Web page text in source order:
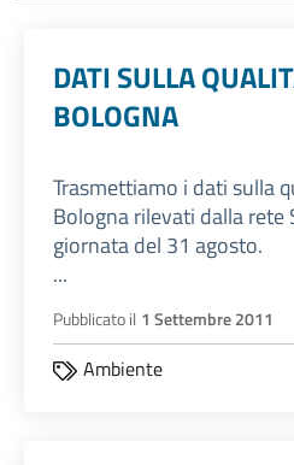
DATI SULLA
BOLOGNA
Trasmettiamo i dati sulla
Bologna rilevati dalla rete
giornata del 31 agosto.
...
Pubblicato il 1 Settembre 2011
Ambiente